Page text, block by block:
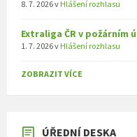
8. 7. 2026v Hlášení rozhlasu
Extraliga ČR v požárním
1. 7. 2026v Hlášení rozhlasu
ZOBRAZIT VÍCE
ÚŘEDNÍ DESKA